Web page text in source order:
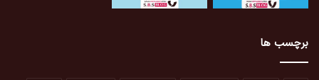
برچسب ها